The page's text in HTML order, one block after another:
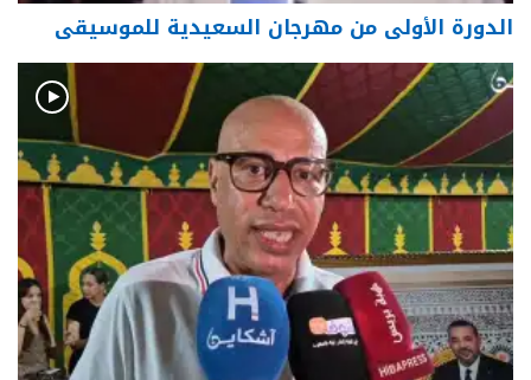
الدورة الأولى من مهرجان السعيدية للموسيقى